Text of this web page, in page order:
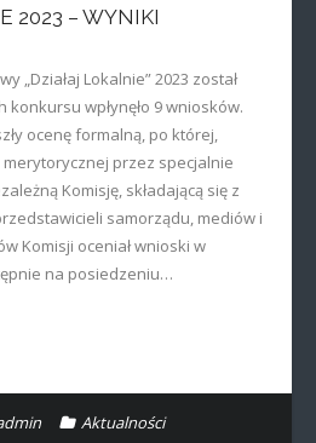
2023 – WYNIKI
„Działaj Lokalnie” 2023 został
konkursu wpłynęło 9 wniosków.
ocenę formalną, po której,
przez specjalnie
Komisję, składającą się z
samorządu, mediów i
Komisji oceniał wnioski w
na posiedzeniu…
Aktualności